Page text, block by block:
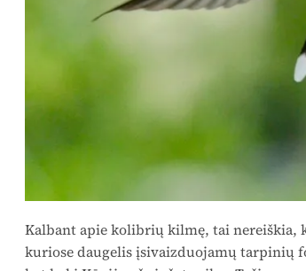
Kalbant apie kolibrių kilmę, tai
kuriose daugelis įsivaizduojamų tarpinių